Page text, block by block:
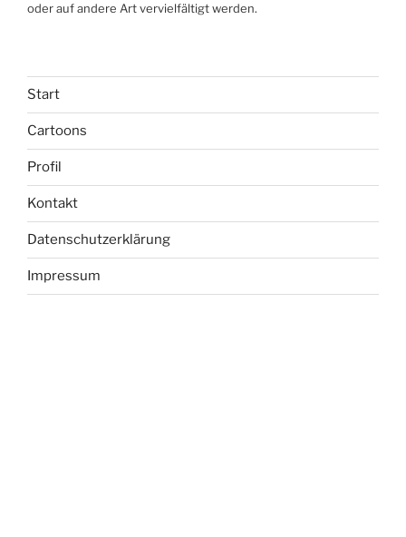
oder auf andere Art vervielfältigt werden.
Start
Cartoons
Profil
Kontakt
Datenschutzerklärung
Impressum